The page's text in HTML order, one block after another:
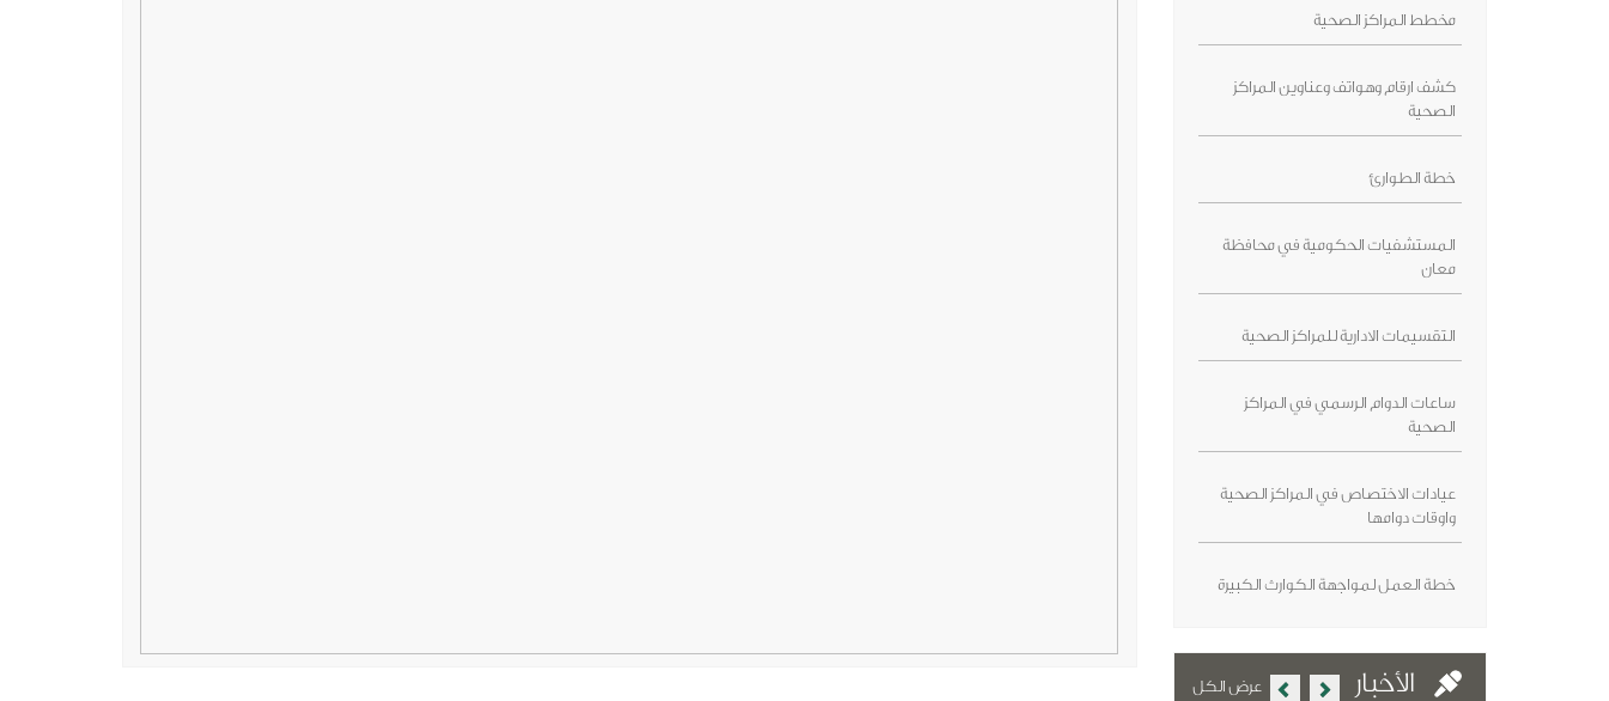
مخطط المراكز الصحية
كشف ارقام وهواتف وعناوين المراكز
الصحية
خطة الطوارئ
المستشفيات الحكومية في محافظة
معان
التقسيمات الادارية للمراكز الصحية
ساعات الدوام الرسمي في المراكز
الصحية
عيادات الاختصاص في المراكز الصحية
واوقات دوامها
خطة العمل لمواجهة الكوارث الكبيرة
الأخبار عرض الكل
PreviousNext